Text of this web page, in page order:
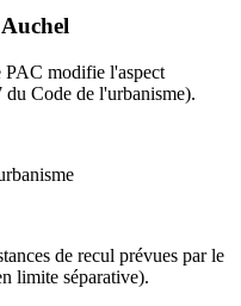
Auchel
PAC modifie l'aspect
Code de l'urbanisme).
de recul prévues par le
limite séparative).